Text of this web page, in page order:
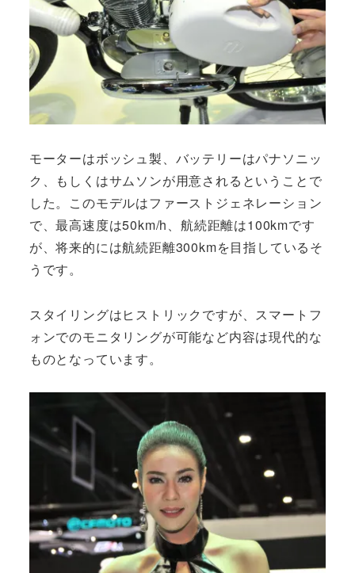
モーターはボッシュ製、バッテリーはパナソニッ
ク、もしくはサムソンが用意されるということで
した。このモデルはファーストジェネレーション
で、最高速度は50km/h、航続距離は100kmです
が、将来的には航続距離300kmを目指しているそ
うです。
スタイリングはヒストリックですが、スマートフ
ォンでのモニタリングが可能など内容は現代的な
ものとなっています。